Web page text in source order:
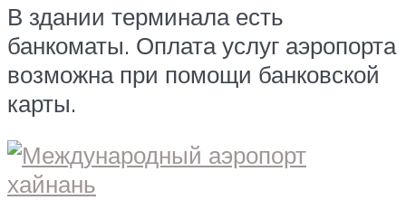
В здании терминала есть
банкоматы. Оплата услуг аэропорта
возможна при помощи банковской
карты.